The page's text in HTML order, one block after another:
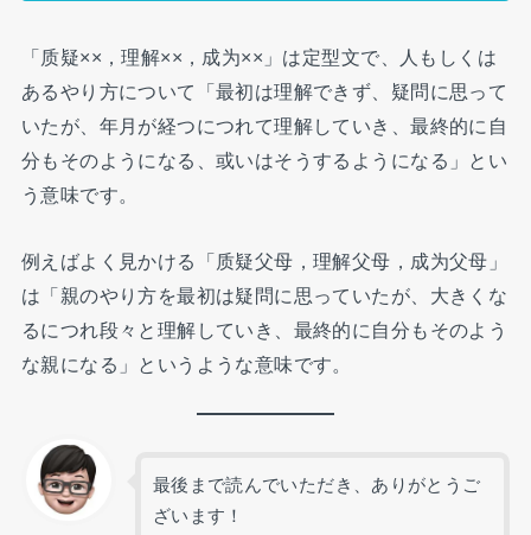
「质疑××，理解××，成为××」は定型文で、人もしくは
あるやり方について「最初は理解できず、疑問に思って
いたが、年月が経つにつれて理解していき、最終的に自
分もそのようになる、或いはそうするようになる」とい
う意味です。
例えばよく見かける「质疑父母，理解父母，成为父母」
は「親のやり方を最初は疑問に思っていたが、大きくな
るにつれ段々と理解していき、最終的に自分もそのよう
な親になる」というような意味です。
最後まで読んでいただき、ありがとうご
ざいます！